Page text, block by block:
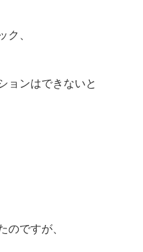
、
ョンはできないと
のですが、